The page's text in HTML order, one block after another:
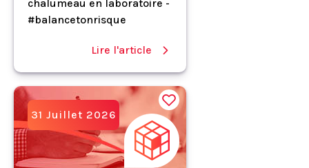
chalumeau en laboratoire -
#balancetonrisque
Lire l'article
31 Juillet 2026